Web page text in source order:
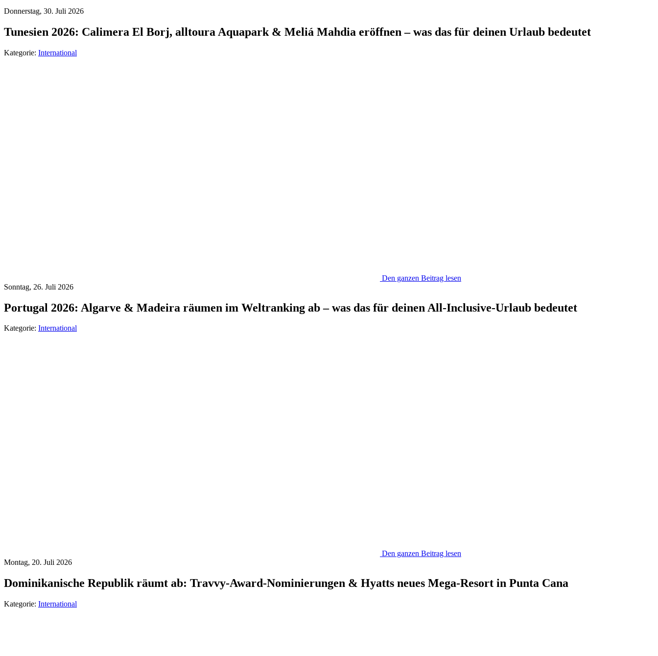
Donnerstag, 30. Juli 2026
Tunesien 2026: Calimera El Borj, alltoura Aquapark & Meliá Mahdia eröffnen – was das für deinen Urlaub bedeutet
Kategorie: International
Den ganzen Beitrag lesen
Sonntag, 26. Juli 2026
Portugal 2026: Algarve & Madeira räumen im Weltranking ab – was das für deinen All-Inclusive-Urlaub bedeutet
Kategorie: International
Den ganzen Beitrag lesen
Montag, 20. Juli 2026
Dominikanische Republik räumt ab: Travvy-Award-Nominierungen & Hyatts neues Mega-Resort in Punta Cana
Kategorie: International